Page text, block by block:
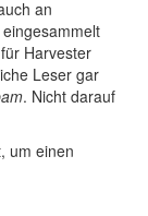
an
Harvester
Leser gar
. Nicht darauf
um einen